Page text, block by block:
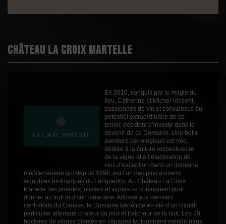
Épicé 3
Cinsault
Merlot
Epicé
Couleur Rouge
2022
75cl
Rayons
Vin 2019
Vin 2019
Château la Croix Martelle
En 2010, conquis par la magie du
lieu, Catherine et Michel Vincent,
passionnés de vin et convaincus du
potentiel extraordinaire de ce
terroir, décident d’investir dans le
devenir de ce Domaine. Une belle
aventure oenologique est née,
dédiée à la culture respectueuse
de la vigne et à l’élaboration de
vins d’exception dans un domaine
méditerranéen qui depuis 1998, est l’un des plus anciens
vignobles biologiques du Languedoc. Au Château La Croix
Martelle, les pinèdes, oliviers et vignes se conjuguent pour
donner au fruit tout son caractère. Adossé aux derniers
contreforts du Causse, le Domaine bénéficie en été d’un climat
particulier alternant chaleur du jour et fraîcheur de la nuit. Les 20
hectares de vignes plantés en cépages typiquement méridionaux